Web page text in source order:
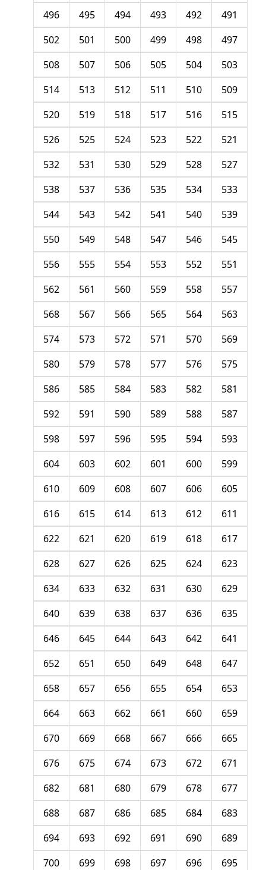
491
492
493
494
495
496
497
498
499
500
501
502
503
504
505
506
507
508
509
510
511
512
513
514
515
516
517
518
519
520
521
522
523
524
525
526
527
528
529
530
531
532
533
534
535
536
537
538
539
540
541
542
543
544
545
546
547
548
549
550
551
552
553
554
555
556
557
558
559
560
561
562
563
564
565
566
567
568
569
570
571
572
573
574
575
576
577
578
579
580
581
582
583
584
585
586
587
588
589
590
591
592
593
594
595
596
597
598
599
600
601
602
603
604
605
606
607
608
609
610
611
612
613
614
615
616
617
618
619
620
621
622
623
624
625
626
627
628
629
630
631
632
633
634
635
636
637
638
639
640
641
642
643
644
645
646
647
648
649
650
651
652
653
654
655
656
657
658
659
660
661
662
663
664
665
666
667
668
669
670
671
672
673
674
675
676
677
678
679
680
681
682
683
684
685
686
687
688
689
690
691
692
693
694
695
696
697
698
699
700